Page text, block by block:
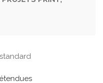
Vitamines